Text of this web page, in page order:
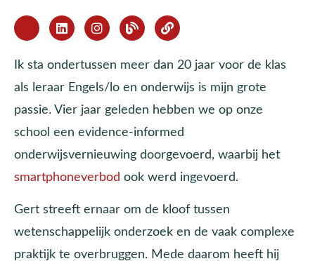
Ik sta ondertussen meer dan 20 jaar voor de klas
als leraar Engels/lo en onderwijs is mijn grote
passie. Vier jaar geleden hebben we op onze
school een evidence-informed
onderwijsvernieuwing doorgevoerd, waarbij het
smartphoneverbod ook werd ingevoerd.
Gert streeft ernaar om de kloof tussen
wetenschappelijk onderzoek en de vaak complexe
praktijk te overbruggen. Mede daarom heeft hij